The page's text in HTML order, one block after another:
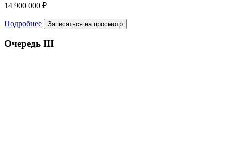
14 900 000 ₽
Подробнее Записаться на просмотр
Очередь III